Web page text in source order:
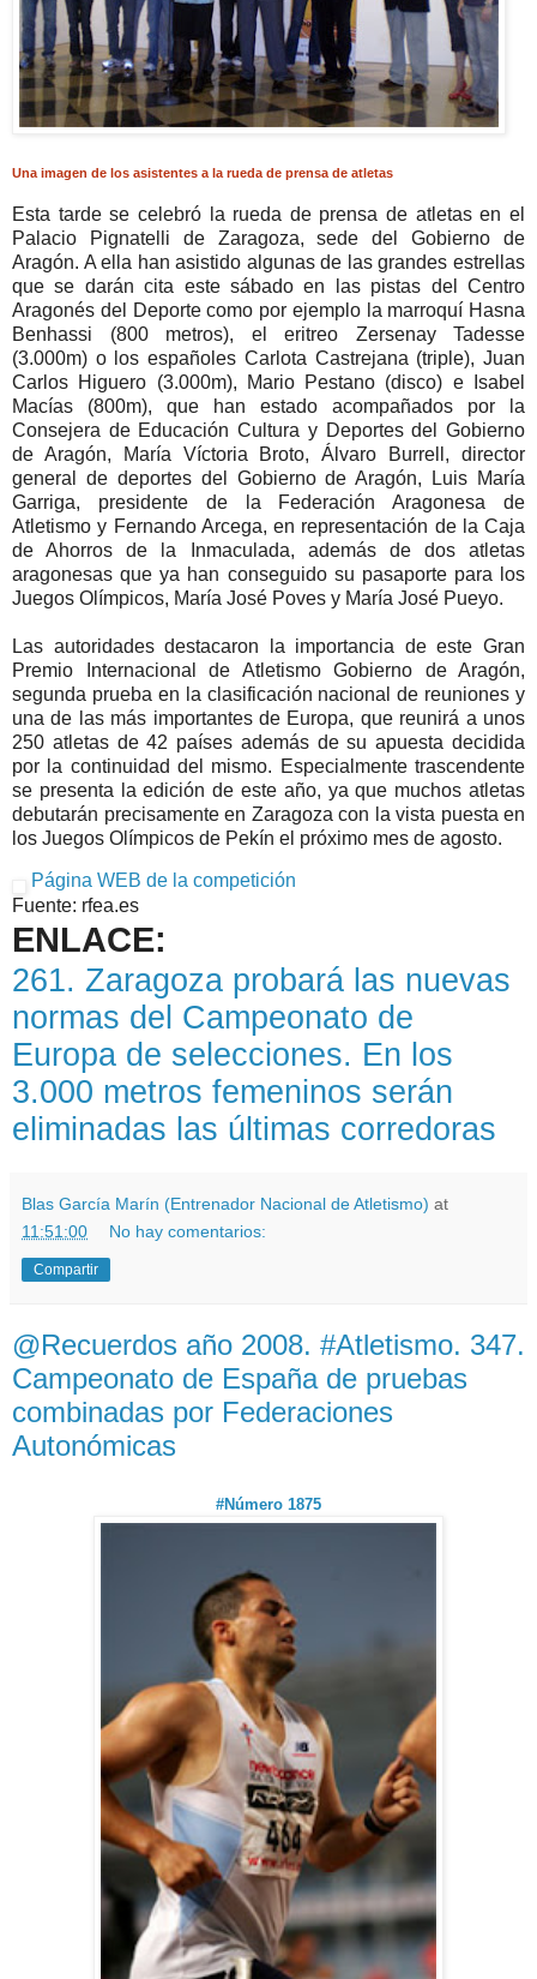
Una imagen de los asistentes a la rueda de prensa de atletas
Esta tarde se celebró la rueda de prensa de atletas en el
Palacio Pignatelli de Zaragoza, sede del Gobierno de
Aragón. A ella han asistido algunas de las grandes estrellas
que se darán cita este sábado en las pistas del Centro
Aragonés del Deporte como por ejemplo la marroquí Hasna
Benhassi (800 metros), el eritreo Zersenay Tadesse
(3.000m) o los españoles Carlota Castrejana (triple), Juan
Carlos Higuero (3.000m), Mario Pestano (disco) e Isabel
Macías (800m), que han estado acompañados por la
Consejera de Educación Cultura y Deportes del Gobierno
de Aragón, María Víctoria Broto, Álvaro Burrell, director
general de deportes del Gobierno de Aragón, Luis María
Garriga, presidente de la Federación Aragonesa de
Atletismo y Fernando Arcega, en representación de la Caja
de Ahorros de la Inmaculada, además de dos atletas
aragonesas que ya han conseguido su pasaporte para los
Juegos Olímpicos, María José Poves y María José Pueyo.
Las autoridades destacaron la importancia de este Gran
Premio Internacional de Atletismo Gobierno de Aragón,
segunda prueba en la clasificación nacional de reuniones y
una de las más importantes de Europa, que reunirá a unos
250 atletas de 42 países además de su apuesta decidida
por la continuidad del mismo. Especialmente trascendente
se presenta la edición de este año, ya que muchos atletas
debutarán precisamente en Zaragoza con la vista puesta en
los Juegos Olímpicos de Pekín el próximo mes de agosto.
Página WEB de la competición
Fuente: rfea.es
ENLACE:
261. Zaragoza probará las nuevas
normas del Campeonato de
Europa de selecciones. En los
3.000 metros femeninos serán
eliminadas las últimas corredoras
Blas García Marín (Entrenador Nacional de Atletismo) at
11:51:00
No hay comentarios:
Compartir
@Recuerdos año 2008. #Atletismo. 347.
Campeonato de España de pruebas
combinadas por Federaciones
Autonómicas
#Número 1875